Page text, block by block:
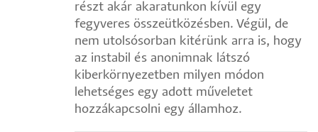
részt akár akaratunkon kívül egy
fegyveres összeütközésben. Végül, de
nem utolsósorban kitérünk arra is, hogy
az instabil és anonimnak látszó
kiberkörnyezetben milyen módon
lehetséges egy adott műveletet
hozzákapcsolni egy államhoz.